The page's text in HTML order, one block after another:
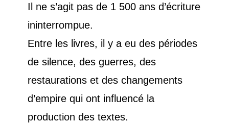
Il ne s’agit pas de 1 500 ans d’écriture
ininterrompue.
Entre les livres, il y a eu des périodes
de silence, des guerres, des
restaurations et des changements
d’empire qui ont influencé la
production des textes.